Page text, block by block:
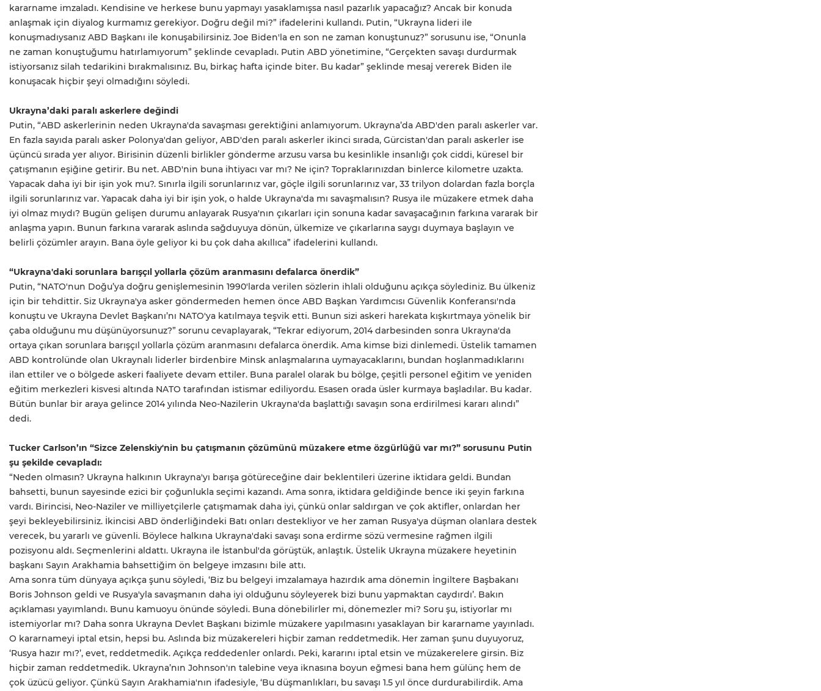
kararname imzaladı. Kendisine ve herkese bunu yapmayı yasaklamışsa nasıl pazarlık yapacağız? Ancak bir konuda
anlaşmak için diyalog kurmamız gerekiyor. Doğru değil mi?” ifadelerini kullandı. Putin, “Ukrayna lideri ile
konuşmadıysanız ABD Başkanı ile konuşabilirsiniz. Joe Biden'la en son ne zaman konuştunuz?” sorusunu ise, “Onunla
ne zaman konuştuğumu hatırlamıyorum” şeklinde cevapladı. Putin ABD yönetimine, “Gerçekten savaşı durdurmak
istiyorsanız silah tedarikini bırakmalısınız. Bu, birkaç hafta içinde biter. Bu kadar” şeklinde mesaj vererek Biden ile
konuşacak hiçbir şeyi olmadığını söyledi.
Ukrayna’daki paralı askerlere değindi
Putin, “ABD askerlerinin neden Ukrayna'da savaşması gerektiğini anlamıyorum. Ukrayna’da ABD'den paralı askerler var.
En fazla sayıda paralı asker Polonya'dan geliyor, ABD'den paralı askerler ikinci sırada, Gürcistan'dan paralı askerler ise
üçüncü sırada yer alıyor. Birisinin düzenli birlikler gönderme arzusu varsa bu kesinlikle insanlığı çok ciddi, küresel bir
çatışmanın eşiğine getirir. Bu net. ABD'nin buna ihtiyacı var mı? Ne için? Topraklarınızdan binlerce kilometre uzakta.
Yapacak daha iyi bir işin yok mu?. Sınırla ilgili sorunlarınız var, göçle ilgili sorunlarınız var, 33 trilyon dolardan fazla borçla
ilgili sorunlarınız var. Yapacak daha iyi bir işin yok, o halde Ukrayna'da mı savaşmalısın? Rusya ile müzakere etmek daha
iyi olmaz mıydı? Bugün gelişen durumu anlayarak Rusya'nın çıkarları için sonuna kadar savaşacağının farkına vararak bir
anlaşma yapın. Bunun farkına vararak aslında sağduyuya dönün, ülkemize ve çıkarlarına saygı duymaya başlayın ve
belirli çözümler arayın. Bana öyle geliyor ki bu çok daha akıllıca” ifadelerini kullandı.
“Ukrayna'daki sorunlara barışçıl yollarla çözüm aranmasını defalarca önerdik”
Putin, “NATO'nun Doğu’ya doğru genişlemesinin 1990'larda verilen sözlerin ihlali olduğunu açıkça söylediniz. Bu ülkeniz
için bir tehdittir. Siz Ukrayna'ya asker göndermeden hemen önce ABD Başkan Yardımcısı Güvenlik Konferansı'nda
konuştu ve Ukrayna Devlet Başkanı’nı NATO'ya katılmaya teşvik etti. Bunun sizi askeri harekata kışkırtmaya yönelik bir
çaba olduğunu mu düşünüyorsunuz?” sorunu cevaplayarak, “Tekrar ediyorum, 2014 darbesinden sonra Ukrayna'da
ortaya çıkan sorunlara barışçıl yollarla çözüm aranmasını defalarca önerdik. Ama kimse bizi dinlemedi. Üstelik tamamen
ABD kontrolünde olan Ukraynalı liderler birdenbire Minsk anlaşmalarına uymayacaklarını, bundan hoşlanmadıklarını
ilan ettiler ve o bölgede askeri faaliyete devam ettiler. Buna paralel olarak bu bölge, çeşitli personel eğitim ve yeniden
eğitim merkezleri kisvesi altında NATO tarafından istismar ediliyordu. Esasen orada üsler kurmaya başladılar. Bu kadar.
Bütün bunlar bir araya gelince 2014 yılında Neo-Nazilerin Ukrayna'da başlattığı savaşın sona erdirilmesi kararı alındı”
dedi.
Tucker Carlson’ın “Sizce Zelenskiy'nin bu çatışmanın çözümünü müzakere etme özgürlüğü var mı?” sorusunu Putin
şu şekilde cevapladı:
“Neden olmasın? Ukrayna halkının Ukrayna'yı barışa götüreceğine dair beklentileri üzerine iktidara geldi. Bundan
bahsetti, bunun sayesinde ezici bir çoğunlukla seçimi kazandı. Ama sonra, iktidara geldiğinde bence iki şeyin farkına
vardı. Birincisi, Neo-Naziler ve milliyetçilerle çatışmamak daha iyi, çünkü onlar saldırgan ve çok aktifler, onlardan her
şeyi bekleyebilirsiniz. İkincisi ABD önderliğindeki Batı onları destekliyor ve her zaman Rusya'ya düşman olanlara destek
verecek, bu yararlı ve güvenli. Böylece halkına Ukrayna'daki savaşı sona erdirme sözü vermesine rağmen ilgili
pozisyonu aldı. Seçmenlerini aldattı. Ukrayna ile İstanbul'da görüştük, anlaştık. Üstelik Ukrayna müzakere heyetinin
başkanı Sayın Arakhamia bahsettiğim ön belgeye imzasını bile attı.
Ama sonra tüm dünyaya açıkça şunu söyledi, ‘Biz bu belgeyi imzalamaya hazırdık ama dönemin İngiltere Başbakanı
Boris Johnson geldi ve Rusya'yla savaşmanın daha iyi olduğunu söyleyerek bizi bunu yapmaktan caydırdı’. Bakın
açıklaması yayımlandı. Bunu kamuoyu önünde söyledi. Buna dönebilirler mi, dönemezler mi? Soru şu, istiyorlar mı
istemiyorlar mı? Daha sonra Ukrayna Devlet Başkanı bizimle müzakere yapılmasını yasaklayan bir kararname yayınladı.
O kararnameyi iptal etsin, hepsi bu. Aslında biz müzakereleri hiçbir zaman reddetmedik. Her zaman şunu duyuyoruz,
‘Rusya hazır mı?’, evet, reddetmedik. Açıkça reddedenler onlardı. Peki, kararını iptal etsin ve müzakerelere girsin. Biz
hiçbir zaman reddetmedik. Ukrayna’nın Johnson'ın talebine veya iknasına boyun eğmesi bana hem gülünç hem de
çok üzücü geliyor. Çünkü Sayın Arakhamia'nın ifadesiyle, ‘Bu düşmanlıkları, bu savaşı 1.5 yıl önce durdurabilirdik. Ama